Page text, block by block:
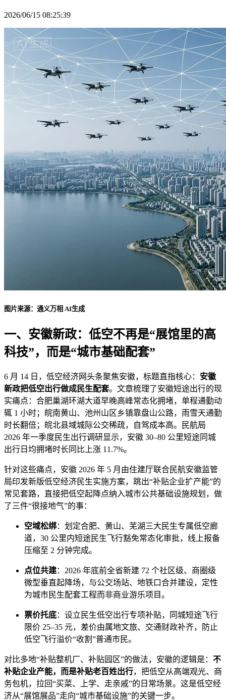
2026/06/15 08:25:39
图片来源：通义万相 AI生成
一、安徽新政：低空不再是“展馆里的高
科技”，而是“城市基础配套”
6 月 14 日，低空经济网头条聚焦安徽，标题直指核心： 安徽
新政把低空出行做成民生配套。文章梳理了安徽短途出行的现
实痛点：合肥巢湖环湖大道早晚高峰常态化拥堵，单程通勤动
辄 1 小时；皖南黄山、池州山区乡镇靠盘山公路，雨雪天通勤
时长翻倍；皖北县域城际公交稀疏，自驾成本高。民航局
2026 年一季度民生出行调研显示，安徽 30–80 公里短途同城
出行日均拥堵时长同比上涨 11.7%。
针对这些痛点，安徽 2026 年 5 月由住建厅联合民航安徽监管
局印发新版低空经济民生实施方案，跳出“补贴企业扩产能”的
常见套路，直接把低空起降点纳入城市公共基础设施规划，做
了三件“很接地气”的事：
空域松绑：划定合肥、黄山、芜湖三大民生专属低空廊
道，30 公里内短途民生飞行豁免常态化审批，线上报备
压缩至 2 分钟完成。
点位共建：2026 年底前全省新建 72 个社区级、商圈级
微型垂直起降场，与公交场站、地铁口合并建设，定性
为城市民生配套工程而非商业游乐项目。
票价托底：设立民生低空出行专项补贴，同城短途飞行
限价 25–35 元，差价由属地文旅、交通财政补齐，防止
低空飞行溢价“收割”普通市民。
对比多地“补贴整机厂、补贴园区”的做法，安徽的逻辑是： 不
补贴企业产能，而是补贴老百姓出行，把低空从高端观光、商
务包机，拉回“买菜、上学、走亲戚”的日常场景。这是低空经
济从“展馆展品”走向“城市基础设施”的关键一步。